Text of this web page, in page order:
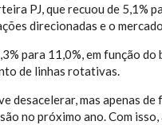
PJ, que recuou de 5,1%
direcionadas e o
para 11,0%, em função do
de linhas rotativas.
desacelerar, mas apenas de
no próximo ano. Com isso,